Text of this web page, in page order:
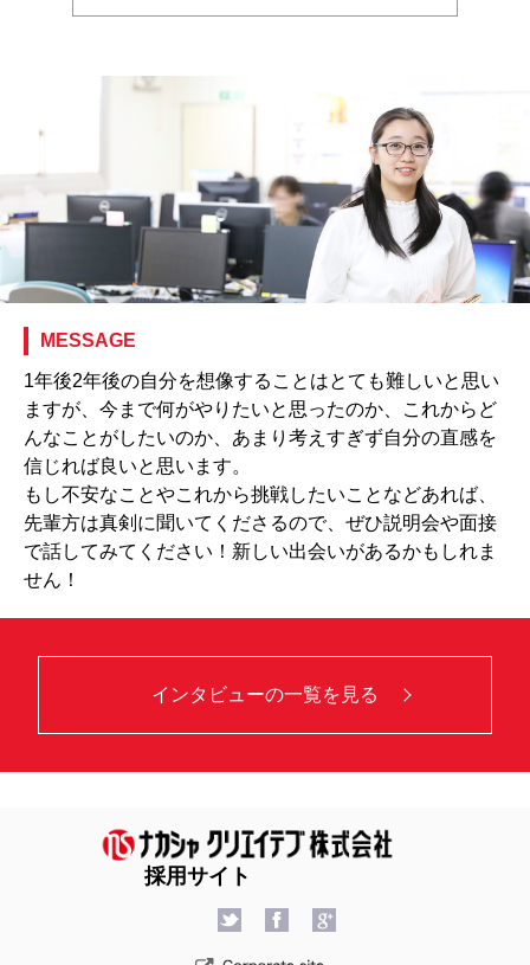
MESSAGE
1年後2年後の自分を想像することはとても難しいと思い
ますが、今まで何がやりたいと思ったのか、これからど
んなことがしたいのか、あまり考えすぎず自分の直感を
信じれば良いと思います。
もし不安なことやこれから挑戦したいことなどあれば、
先輩方は真剣に聞いてくださるので、ぜひ説明会や面接
で話してみてください！新しい出会いがあるかもしれま
せん！
インタビューの一覧を見る
採用サイト